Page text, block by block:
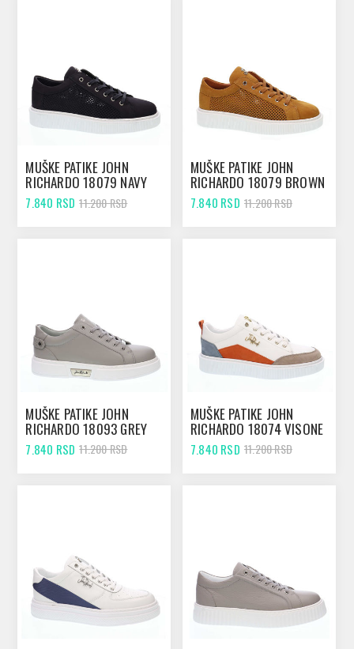
MUŠKE PATIKE JOHN
RICHARDO 18079 NAVY
7.840 RSD 11.200 RSD
MUŠKE PATIKE JOHN
RICHARDO 18079 BROWN
7.840 RSD 11.200 RSD
MUŠKE PATIKE JOHN
RICHARDO 18093 GREY
7.840 RSD 11.200 RSD
MUŠKE PATIKE JOHN
RICHARDO 18074 VISONE
7.840 RSD 11.200 RSD